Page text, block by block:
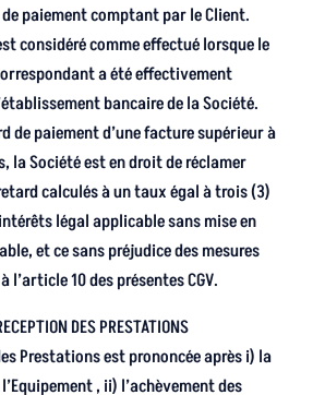
de paiement comptant par le Client.
considéré comme effectué lorsque le
a été effectivement
bancaire de la Société.
de paiement d’une facture supérieur à
la Société est en droit de réclamer
calculés à un taux égal à trois (3)
légal applicable sans mise en
et ce sans préjudice des mesures
l’article 10 des présentes CGV.
DES PRESTATIONS
Prestations est prononcée après i) la
, ii) l’achèvement des